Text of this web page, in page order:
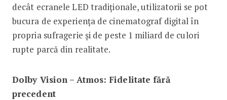
decât ecranele LED tradiționale, utilizatorii se pot
bucura de experiența de cinematograf digital în
propria sufragerie și de peste 1 miliard de culori
rupte parcă din realitate.
Dolby Vision – Atmos: Fidelitate fără
precedent